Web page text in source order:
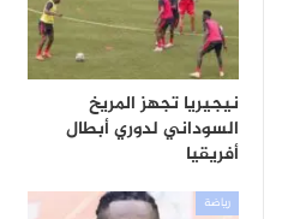
نيجيريا تجهز المريخ
السوداني لدوري أبطال
أفريقيا
رياضة